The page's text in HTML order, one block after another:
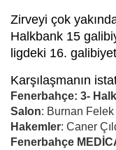
Zirveyi çok
Halkbank 15
ligdeki 16.
Karşılaşmanın
Fenerbahçe: 3-
Salon: Burnan
Hakemler: Caner
Fenerbahçe